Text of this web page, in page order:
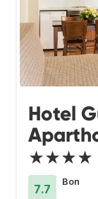
Hotel
★★★★
7.7
Bon